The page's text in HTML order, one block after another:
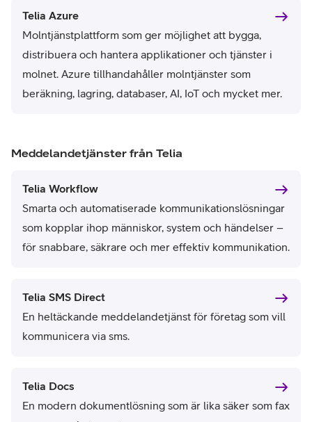
Telia Azure
Molntjänstplattform som ger möjlighet att bygga,
distribuera och hantera applikationer och tjänster i
molnet. Azure tillhandahåller molntjänster som
beräkning, lagring, databaser, AI, IoT och mycket mer.
Meddelandetjänster från Telia
Telia Workflow
Smarta och automatiserade kommunikationslösningar
som kopplar ihop människor, system och händelser –
för snabbare, säkrare och mer effektiv kommunikation.
Telia SMS Direct
En heltäckande meddelandetjänst för företag som vill
kommunicera via sms.
Telia Docs
En modern dokumentlösning som är lika säker som fax